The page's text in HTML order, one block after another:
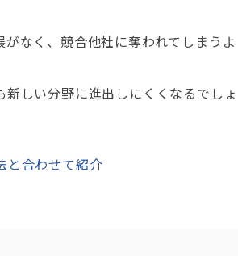
なく、競合他社に奪われてしまうよ
しい分野に進出しにくくなるでしょ
と合わせて紹介